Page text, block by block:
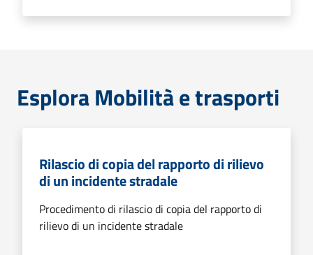
Esplora Mobilità e trasporti
Rilascio di copia del rapporto di rilievo
di un incidente stradale
Procedimento di rilascio di copia del rapporto di
rilievo di un incidente stradale